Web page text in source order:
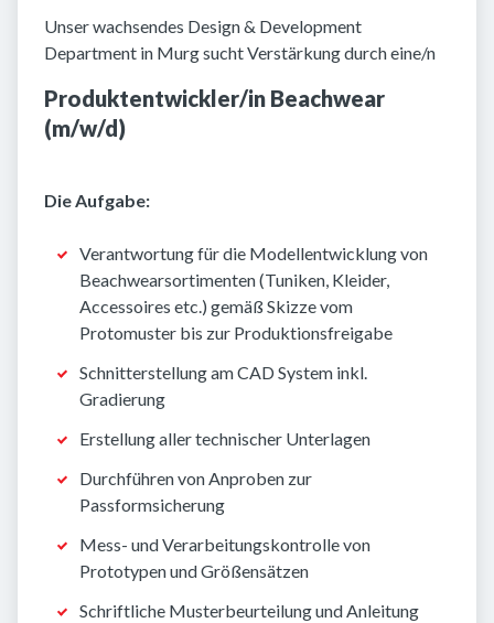
Unser wachsendes Design & Development
Department in Murg sucht Verstärkung durch eine/n
Produktentwickler/in Beachwear
(m/w/d)
Die Aufgabe:
Verantwortung für die Modellentwicklung von
Beachwearsortimenten (Tuniken, Kleider,
Accessoires etc.) gemäß Skizze vom
Protomuster bis zur Produktionsfreigabe
Schnitterstellung am CAD System inkl.
Gradierung
Erstellung aller technischer Unterlagen
Durchführen von Anproben zur
Passformsicherung
Mess- und Verarbeitungskontrolle von
Prototypen und Größensätzen
Schriftliche Musterbeurteilung und Anleitung